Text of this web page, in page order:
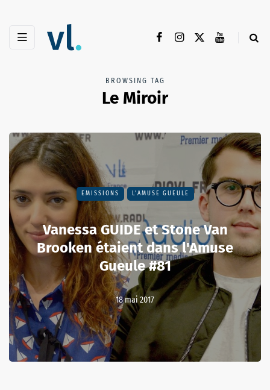
BROWSING TAG
Le Miroir
EMISSIONS L'AMUSE GUEULE
Vanessa GUIDE et Stone Van
Brooken étaient dans l'Amuse
Gueule #81
18 mai 2017